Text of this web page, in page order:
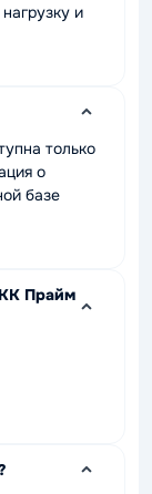
и
только
о
базе
Прайм